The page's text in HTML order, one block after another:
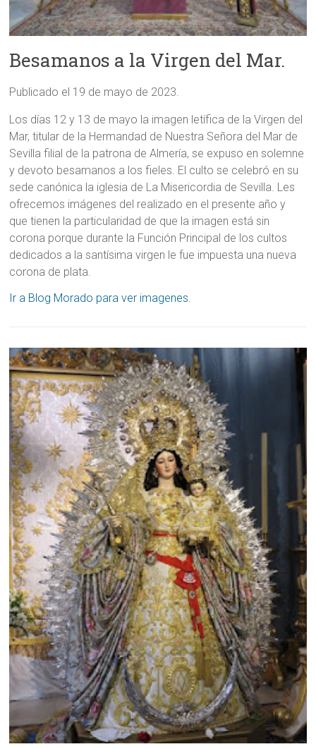
Besamanos a la Virgen del Mar.
Publicado el 19 de mayo de 2023.
Los días 12 y 13 de mayo la imagen letífica de la Virgen del
Mar, titular de la Hermandad de Nuestra Señora del Mar de
Sevilla filial de la patrona de Almería, se expuso en solemne
y devoto besamanos a los fieles. El culto se celebró en su
sede canónica la iglesia de La Misericordia de Sevilla. Les
ofrecemos imágenes del realizado en el presente año y
que tienen la particularidad de que la imagen está sin
corona porque durante la Función Principal de los cultos
dedicados a la santísima virgen le fue impuesta una nueva
corona de plata.
Ir a Blog Morado para ver imagenes.